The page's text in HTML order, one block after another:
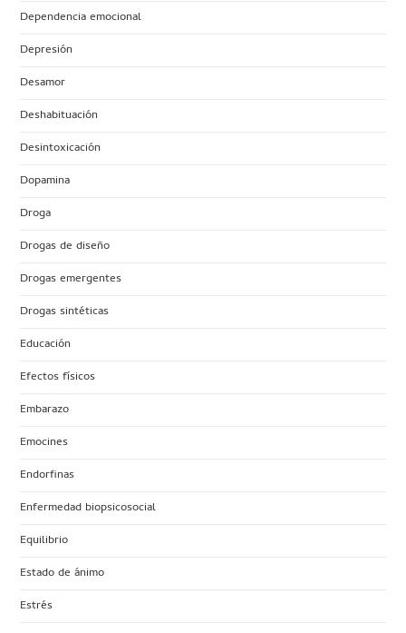
Dependencia emocional
Depresión
Desamor
Deshabituación
Desintoxicación
Dopamina
Droga
Drogas de diseño
Drogas emergentes
Drogas sintéticas
Educación
Efectos físicos
Embarazo
Emocines
Endorfinas
Enfermedad biopsicosocial
Equilibrio
Estado de ánimo
Estrés